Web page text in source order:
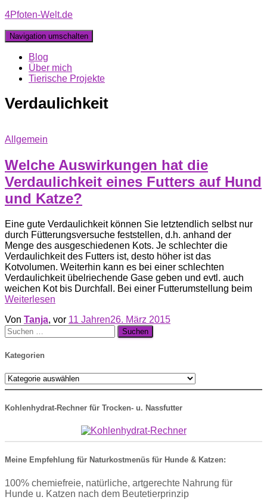
4Pfoten-Welt.de
Navigation umschalten
Blog
Über mich
Tierische Projekte
Verdaulichkeit
Allgemein
Welche Auswirkungen hat die
Verdaulichkeit eines Futters auf Hund
und Katze?
Eine gute Verdaulichkeit können Sie letztendlich selbst nur
durch Fütterungsversuche feststellen, d.h. anhand der
Menge des ausgeschiedenen Kots. Je schlechter die
Verdaulichkeit des Futters ist, desto höher ist das
Kotvolumen. Weiterhin kann es bei einer schlechten
Verdaulichkeit übelriechende Gase geben und evtl. auch
weichen Kot bis Durchfall. Bei einer Futterumstellung beim
Weiterlesen
Von Tanja, vor 11 Jahren26. März 2015
Suche
nach:
Kategorien
Kategorien
Kohlenhydrat-Rechner für Trocken- u. Nassfutter
Meine Empfehlung für Naturkostmenüs für Hunde & Katzen:
100% chemiefreie, natürliche, artgerechte Nahrung für
Hunde u. Katzen nach dem Beutetierprinzip